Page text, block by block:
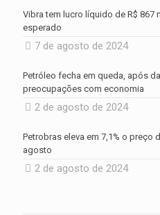
Vibra tem lucro líquido de R$ 867
esperado
7 de agosto de 2024
Petróleo fecha em queda, após
preocupações com economia
2 de agosto de 2024
Petrobras eleva em 7,1% o preço
agosto
2 de agosto de 2024